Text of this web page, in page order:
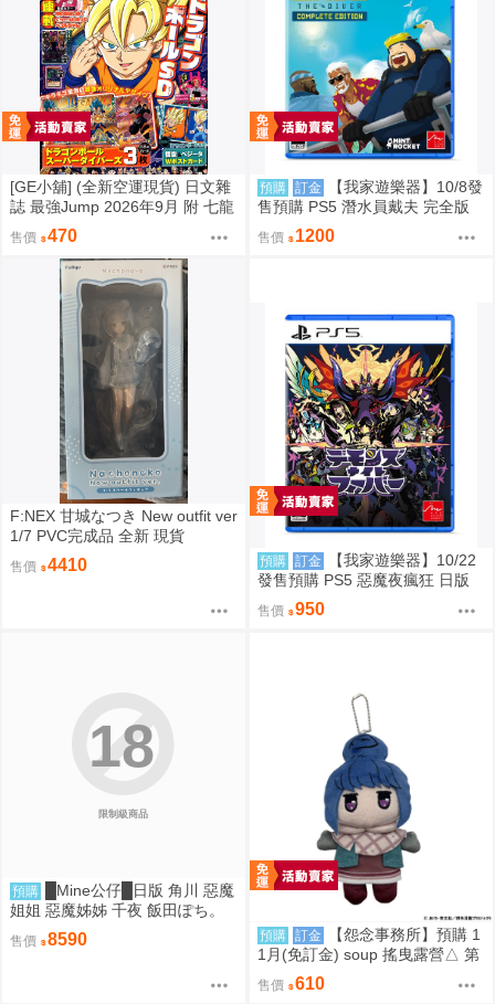
[GE小舖] (全新空運現貨) 日文雜
誌 最強Jump 2026年9月 附 七龍
珠 卡片 明信片 七龍珠SD 遊戲王
售價 470
預購 訂金
【我家遊樂器】10/8發
售預購 PS5 潛水員戴夫 完全版
售價 1200
F:NEX 甘城なつき New outfit ver
1/7 PVC完成品 全新 現貨
售價 4410 預購 訂金
【我家遊樂器】10/22
發售預購 PS5 惡魔夜瘋狂 日版
售價 950
限制級商品
18
預購
█Mine公仔█日版 角川 惡魔
姐姐 惡魔姊姊 千夜 飯田ぽち。
1/6 PVC D9264
售價 8590 預購 訂金
【怨念事務所】預購 1
1月(免訂金) soup 搖曳露營△ 第
3季 Q版珠鍊布偶吊飾 娃娃 玩偶
志摩凜 0825
售價 610